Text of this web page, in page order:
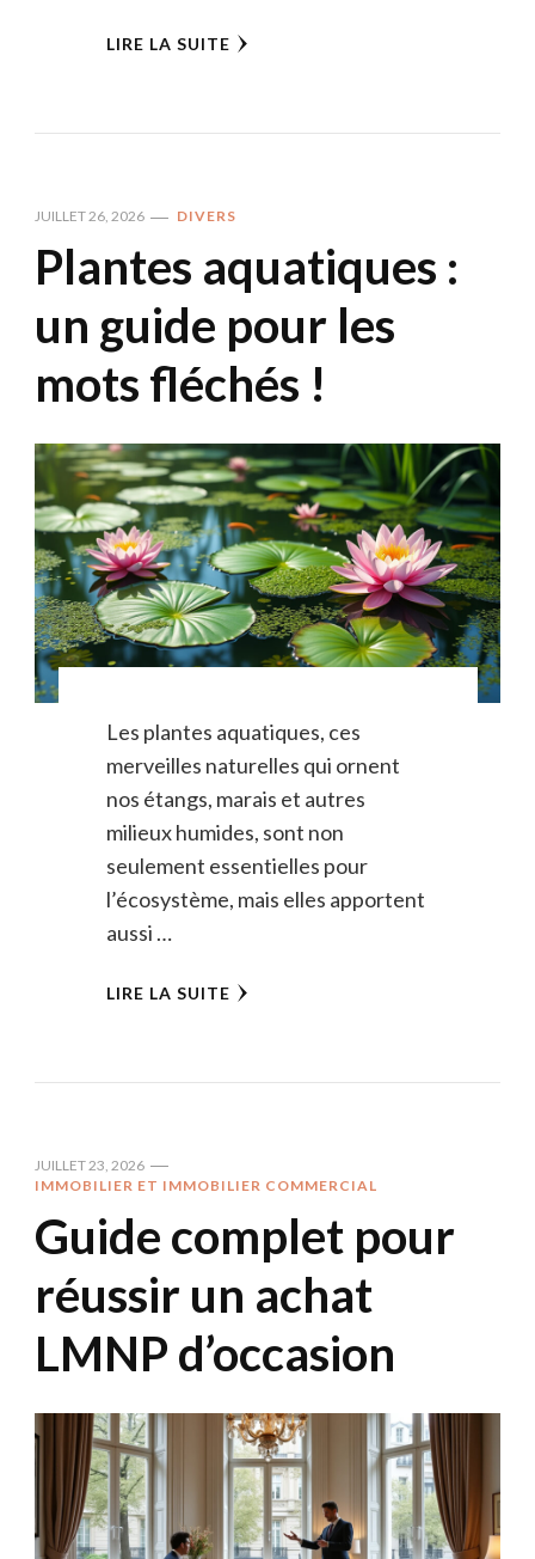
LIRE LA SUITE
JUILLET 26, 2026 DIVERS
Plantes aquatiques :
un guide pour les
mots fléchés !
Les plantes aquatiques, ces
merveilles naturelles qui ornent
nos étangs, marais et autres
milieux humides, sont non
seulement essentielles pour
l’écosystème, mais elles apportent
aussi …
LIRE LA SUITE
JUILLET 23, 2026
IMMOBILIER ET IMMOBILIER COMMERCIAL
Guide complet pour
réussir un achat
LMNP d’occasion